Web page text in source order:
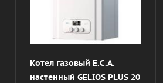
Котел газовый E.C.A.
настенный GELIOS PLUS 20